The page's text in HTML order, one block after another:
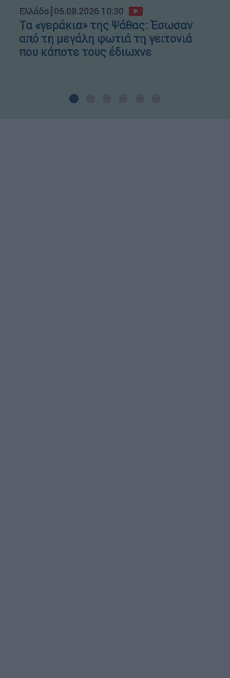
Ελλάδα┋06.08.2026 10:30
Τα «γεράκια» της Ψάθας: Έσωσαν
από τη μεγάλη φωτιά τη γειτονιά
που κάποτε τους έδιωχνε